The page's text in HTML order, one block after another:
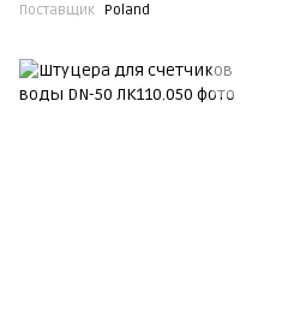
Поставщик Poland